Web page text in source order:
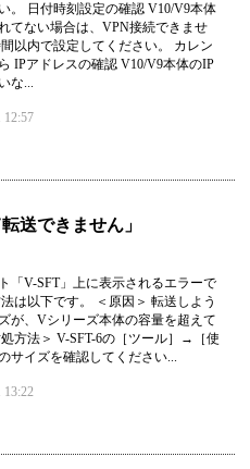
本体
てない場合は、VPN接続できませ
以内で設定してください。 カレン
IP
な...
12:57
送できません」
「V-SFT」上に表示されるエラーで
＜原因＞ 転送しよう
が、Vシリーズ本体の容量を超えて
サイズを確認してください...
13:22